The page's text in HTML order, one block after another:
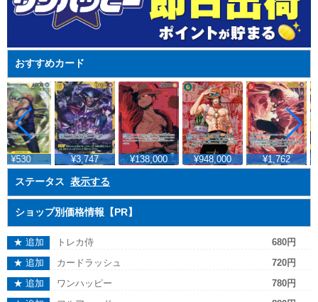
おすすめカード
¥3,747 ¥138,000 ¥948,000 ¥1,762
ステータス 表示する
ショップ別価格情報【PR】
★ 追加 トレカ侍
680円
★ 追加
カードラッシュ
720円
★ 追加
ワンハッピー
780円